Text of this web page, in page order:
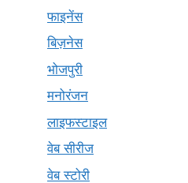
फाइनेंस
बिज़नेस
भोजपुरी
मनोरंजन
लाइफस्टाइल
वेब सीरीज
वेब स्टोरी